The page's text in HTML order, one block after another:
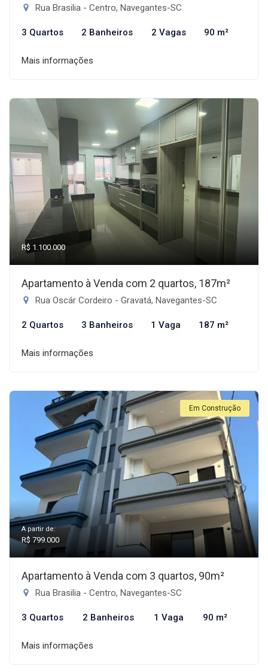
Rua Brasilia - Centro, Navegantes-SC
3 Quartos 2 Banheiros 2 Vagas 90 m²
Mais informações
R$ 1.100.000
Apartamento à Venda com 2 quartos, 187m²
Rua Oscár Cordeiro - Gravatá, Navegantes-SC
2 Quartos 3 Banheiros 1 Vaga 187 m²
Mais informações
Em Construção
A partir de:
R$ 799.000
Apartamento à Venda com 3 quartos, 90m²
Rua Brasilia - Centro, Navegantes-SC
3 Quartos 2 Banheiros 1 Vaga 90 m²
Mais informações